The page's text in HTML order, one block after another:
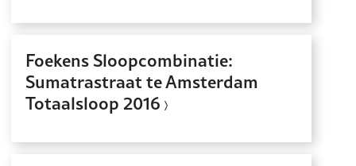
Foekens Sloopcombinatie:
Sumatrastraat te Amsterdam
Totaalsloop 2016